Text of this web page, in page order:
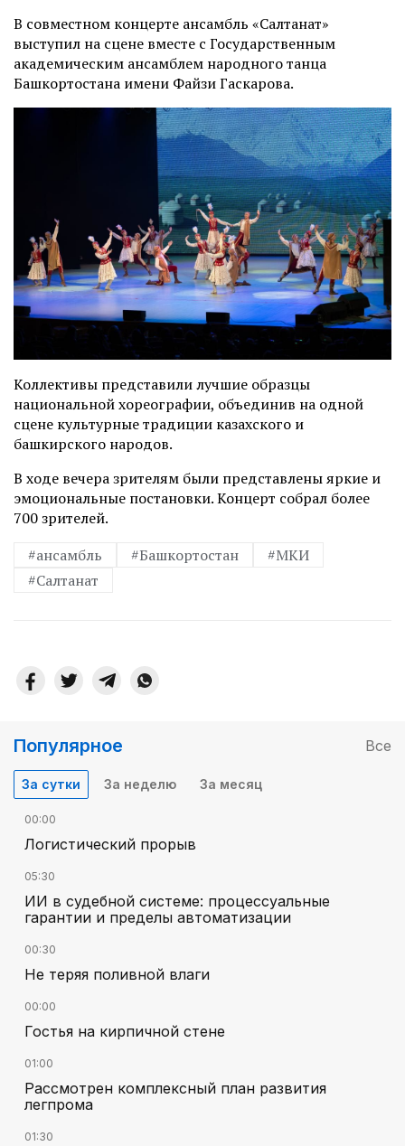
В совместном концерте ансамбль «Салтанат»
выступил на сцене вместе с Государственным
академическим ансамблем народного танца
Башкортостана имени Файзи Гаскарова.
Коллективы представили лучшие образцы
национальной хореографии, объединив на одной
сцене культурные традиции казахского и
башкирского народов.
В ходе вечера зрителям были представлены яркие и
эмоциональные постановки. Концерт собрал более
700 зрителей.
#ансамбль
#Башкортостан
#МКИ
#Салтанат
Популярное Все
За сутки За неделю За месяц
00:00
Логистический прорыв
05:30
ИИ в судебной системе: процессуальные
гарантии и пределы автоматизации
00:30
Не теряя поливной влаги
00:00
Гостья на кирпичной стене
01:00
Рассмотрен комплексный план развития
легпрома
01:30